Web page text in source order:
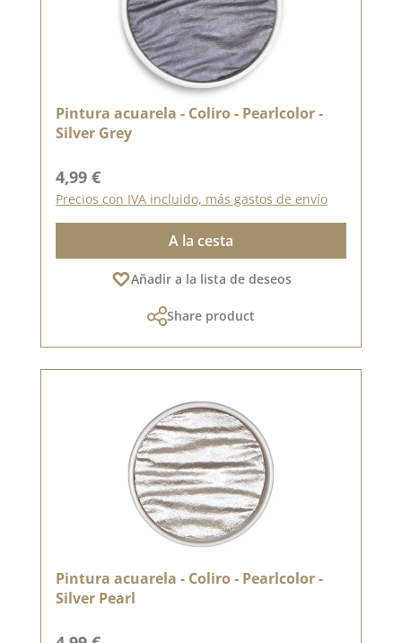
Pintura acuarela - Coliro - Pearlcolor -
Silver Grey
Precio normal:
4,99 €
Precios con IVA incluido, más gastos de envío
A la cesta
Añadir a la lista de deseos
Share product
Pintura acuarela - Coliro - Pearlcolor -
Silver Pearl